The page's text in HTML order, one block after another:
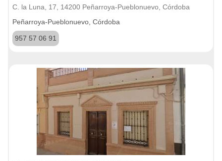
C. la Luna, 17, 14200 Peñarroya-Pueblonuevo, Córdoba
Peñarroya-Pueblonuevo, Córdoba
957 57 06 91